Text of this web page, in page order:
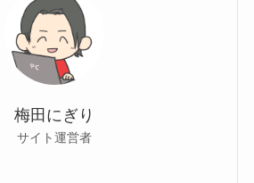
梅田にぎり
サイト運営者